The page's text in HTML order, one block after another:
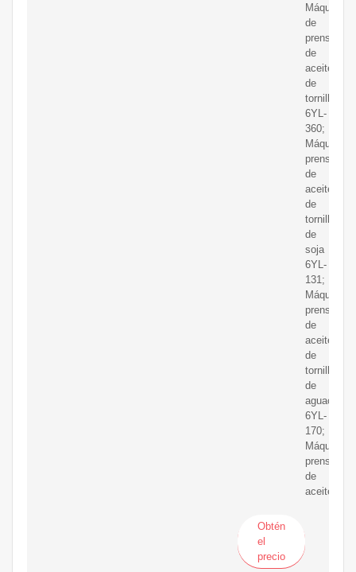
Máquina
de
prensa
de
aceite
de
tornillo
6YL-
360;
Máquina
prensadora
de
aceite
de
tornillo
de
soja
6YL-
131;
Máquina
prensadora
de
aceite
de
tornillo
de
aguacate
6YL-
170;
Máquina
prensadora
de
aceite
Obtén
el
precio